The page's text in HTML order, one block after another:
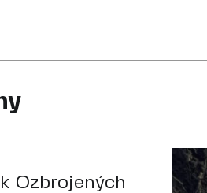
Ozbrojených